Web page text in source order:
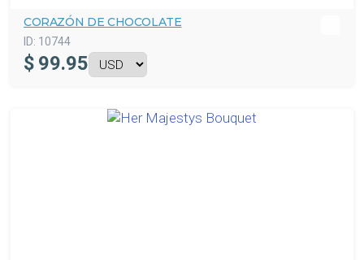
CORAZÓN DE CHOCOLATE
ID: 10744
$ 99.95